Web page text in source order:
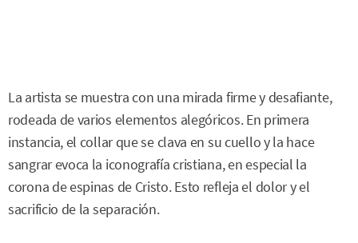
La artista se muestra con una mirada firme y desafiante,
rodeada de varios elementos alegóricos. En primera
instancia, el collar que se clava en su cuello y la hace
sangrar evoca la iconografía cristiana, en especial la
corona de espinas de Cristo. Esto refleja el dolor y el
sacrificio de la separación.